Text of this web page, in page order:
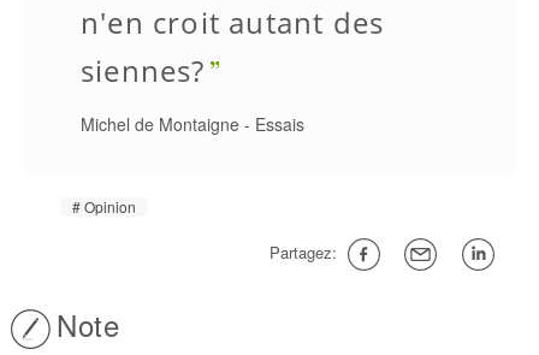
n'en croit autant des
siennes?
Michel de Montaigne - Essais
Opinion
Partagez:
Note